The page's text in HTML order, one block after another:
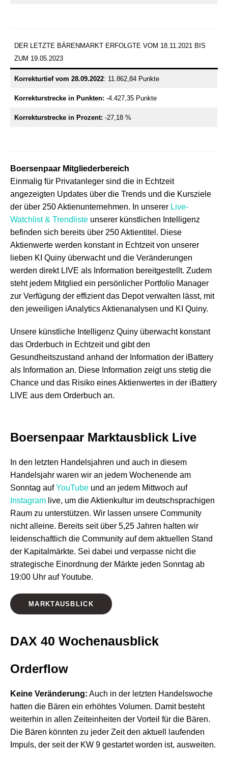
DER LETZTE BÄRENMARKT ERFOLGTE VOM 18.11.2021 BIS
ZUM 19.05.2023
Korrekturtief vom 28.09.2022: 11.862,84 Punkte
Korrekturstrecke in Punkten: -4.427,35 Punkte
Korrekturstrecke in Prozent: -27,18 %
Boersenpaar Mitgliederbereich
Einmalig für Privatanleger sind die in Echtzeit
angezeigten Updates über die Trends und die Kursziele
der über 250 Aktienunternehmen. In unserer Live-
Watchlist & Trendliste unserer künstlichen Intelligenz
befinden sich bereits über 250 Aktientitel. Diese
Aktienwerte werden konstant in Echtzeit von unserer
lieben KI Quiny überwacht und die Veränderungen
werden direkt LIVE als Information bereitgestellt. Zudem
steht jedem Mitglied ein persönlicher Portfolio Manager
zur Verfügung der effizient das Depot verwalten lässt, mit
den jeweiligen iAnalytics Aktienanalysen und KI Quiny.
Unsere künstliche Intelligenz Quiny überwacht konstant
das Orderbuch in Echtzeit und gibt den
Gesundheitszustand anhand der Information der iBattery
als Information an. Diese Information zeigt uns stetig die
Chance und das Risiko eines Aktienwertes in der iBattery
LIVE aus dem Orderbuch an.
Boersenpaar Marktausblick Live
In den letzten Handelsjahren und auch in diesem
Handelsjahr waren wir an jedem Wochenende am
Sonntag aufYouTube und an jedem Mittwoch auf
Instagram live, um die Aktienkultur im deutschsprachigen
Raum zu unterstützen. Wir lassen unsere Community
nicht alleine. Bereits seit über 5,25 Jahren halten wir
leidenschaftlich die Community auf dem aktuellen Stand
der Kapitalmärkte. Sei dabei und verpasse nicht die
strategische Einordnung der Märkte jeden Sonntag ab
19:00 Uhr auf Youtube.
MARKTAUSBLICK
DAX 40 Wochenausblick
Orderflow
Keine Veränderung: Auch in der letzten Handelswoche
hatten die Bären ein erhöhtes Volumen. Damit besteht
weiterhin in allen Zeiteinheiten der Vorteil für die Bären.
Die Bären könnten zu jeder Zeit den aktuell laufenden
Impuls, der seit der KW 9 gestartet worden ist, ausweiten.